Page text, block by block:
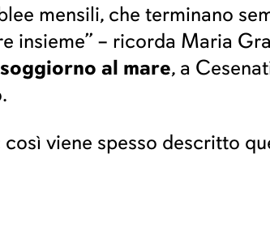
mensili, che terminano
insieme” – ricorda Maria
al mare, a
così viene spesso descritto